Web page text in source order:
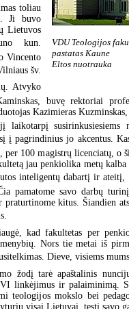
VDU Teologijos
pastatas Kaune
Eltos nuotrauka
toliau
Ji buvo
Lietuvos
 kun.
Vincento
šv.
Atvyko
buvę rektoriai
Kazimieras
laikotarpį susirinkusiesiems
į pagrindinius jo akcentus.
100 magistrų licenciatų, o
jau penkiolika metų
inteligentų dabartį ir ateitį,
pamatome savo darbų
kitus. Šiandien
kad fakultetas per
Nors tie metai iš
Dieve, visiems mums
žodį tarė apaštalinis
linkėjimus ir palaiminimą.
teologijos mokslo bei
visai Lietuvai, tęsti savo